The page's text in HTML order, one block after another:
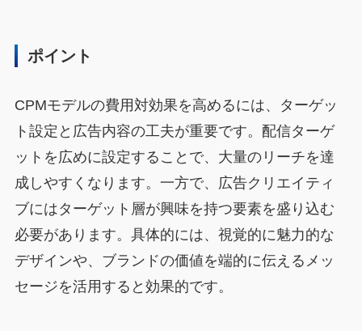
ポイント
CPMモデルの費用対効果を高めるには、ターゲッ
ト設定と広告内容の工夫が重要です。配信ターゲ
ットを広めに設定することで、大量のリーチを達
成しやすくなります。一方で、広告クリエイティ
ブにはターゲット層が興味を持つ要素を盛り込む
必要があります。具体的には、視覚的に魅力的な
デザインや、ブランドの価値を端的に伝えるメッ
セージを活用すると効果的です。